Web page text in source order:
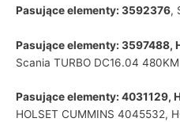
Pasujące elementy: 3592376,
Pasujące elementy: 3597488,
Scania TURBO DC16.04 480KM
Pasujące elementy: 4031129,
HOLSET CUMMINS 4045532,